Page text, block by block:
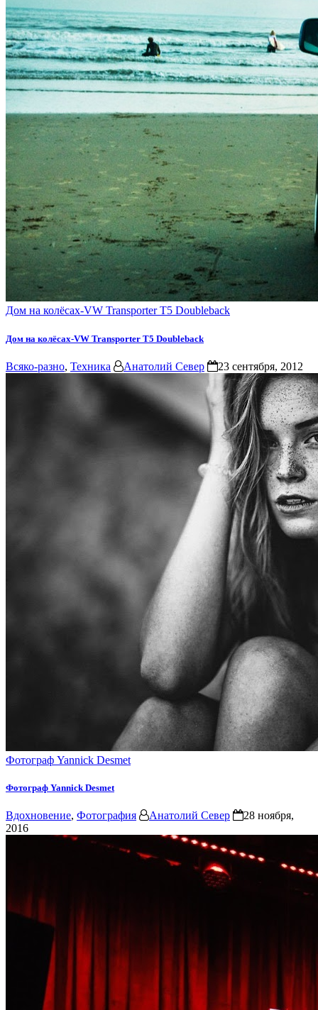
Дом на колёсах-VW Transporter T5 Doubleback
Дом на колёсах-VW Transporter T5 Doubleback
Всяко-разно, Техника Анатолий Север 23 сентября, 2012
Фотограф Yannick Desmet
Фотограф Yannick Desmet
Вдохновение, Фотография Анатолий Север
28 ноября,
2016